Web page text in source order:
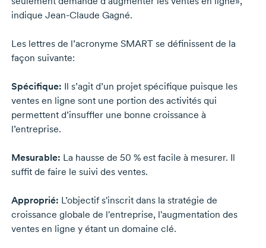
indique Jean-Claude Gagné.
Les lettres de l’acronyme SMART se définissent de la
façon suivante:
Spécifique: Il s’agit d’un projet spécifique puisque les
ventes en ligne sont une portion des activités qui
permettent d’insuffler une bonne croissance à
l’entreprise.
Mesurable: La hausse de 50 %est facile à mesurer. Il
suffit de faire le suivi des ventes.
Approprié: L’objectif s'inscrit dans la stratégie de
croissance globale de l'entreprise, l'augmentation des
ventes en ligne y étant un domaine clé.